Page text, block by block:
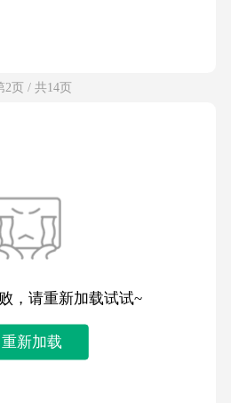
2页 / 共14页
，请重新加载试试~
重新加载